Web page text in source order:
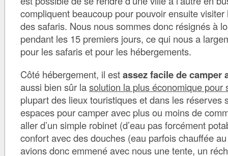
compliquent beaucoup pour pouvoir ensuite
des safaris. Nous nous sommes donc résignés à
pendant les 15 premiers jours, ce qui nous a
pour les safaris et pour les hébergements.
Côté hébergement, il estassez facile de camper
aussi bien sûr lasolution la plus économique pour
plupart des lieux touristiques et dans les réserves
espaces pour camper avec plus ou moins de
aller d’un simple robinet (d’eau pas forcément
confort avec des douches (eau parfois chauffée
avions donc emmené avec nous une tente, un